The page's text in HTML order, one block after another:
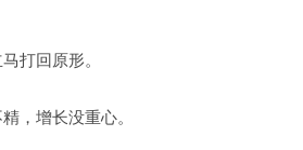
打回原形。
，增长没重心。